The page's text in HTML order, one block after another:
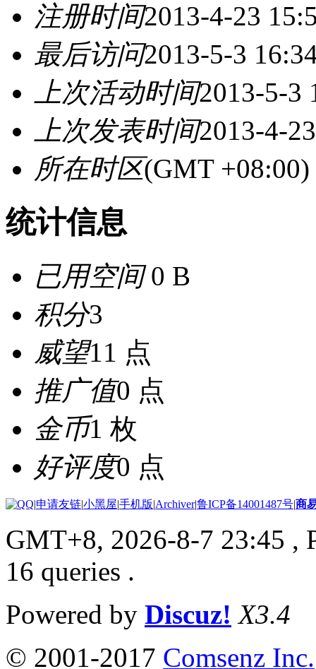
注册时间2013-4-23
最后访问2013-5-3
上次活动时间2013-5-3
上次发表时间2013-4-
所在时区(GMT
统计信息
已用空间0 B
积分3
威望11 点
推广值0 点
金币1 枚
好评度0 点
|申请友链|小黑屋|手机版|Archiver|鲁ICP备14001487号|商
GMT+8, 2026-8-7 23:45 ,
16 queries .
Powered by Discuz! X3.4
© 2001-2017 Comsenz Inc.